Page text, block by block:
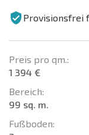
Provisionsfrei
Preis pro qm.:
1 394 €
Bereich:
99 sq. m.
Fußboden: